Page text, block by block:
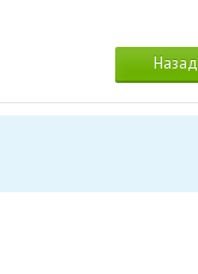
Назад